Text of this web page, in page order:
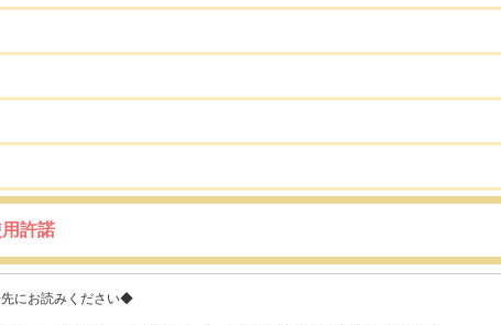
許諾
にお読みください◆